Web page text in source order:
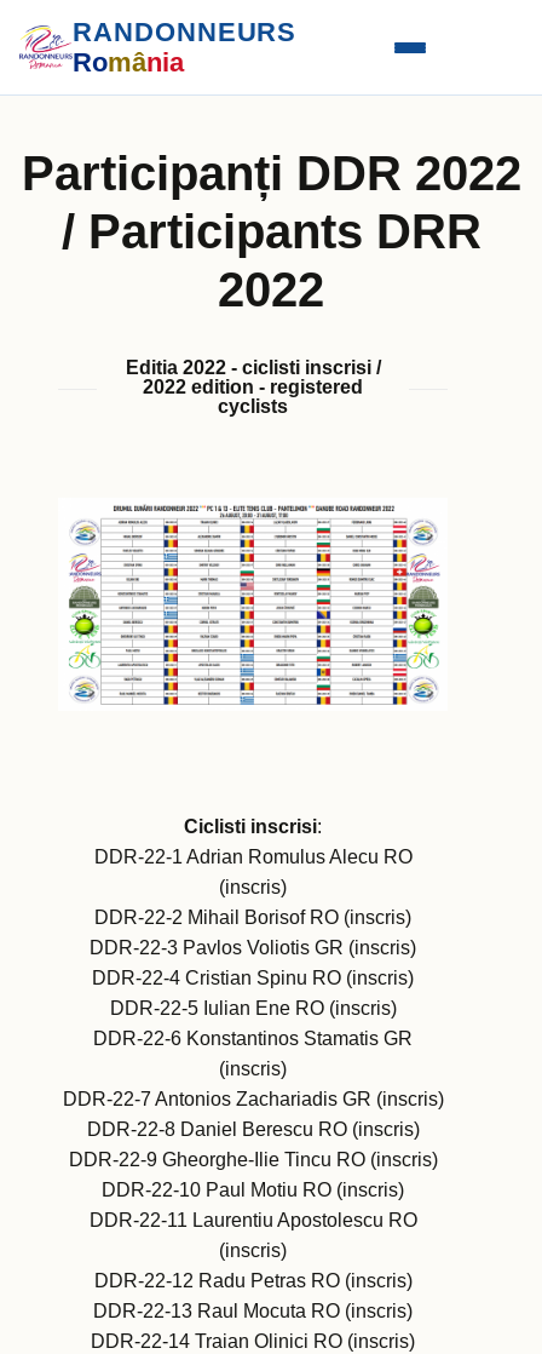
RANDONNEURS
România
Participanți DDR 2022
/ Participants DRR
2022
Editia 2022 - ciclisti inscrisi /
2022 edition - registered
cyclists
Ciclisti inscrisi:
DDR-22-1 Adrian Romulus Alecu RO
(inscris)
DDR-22-2 Mihail Borisof RO (inscris)
DDR-22-3 Pavlos Voliotis GR (inscris)
DDR-22-4 Cristian Spinu RO (inscris)
DDR-22-5 Iulian Ene RO (inscris)
DDR-22-6 Konstantinos Stamatis GR
(inscris)
DDR-22-7 Antonios Zachariadis GR (inscris)
DDR-22-8 Daniel Berescu RO (inscris)
DDR-22-9 Gheorghe-Ilie Tincu RO (inscris)
DDR-22-10 Paul Motiu RO (inscris)
DDR-22-11 Laurentiu Apostolescu RO
(inscris)
DDR-22-12 Radu Petras RO (inscris)
DDR-22-13 Raul Mocuta RO (inscris)
DDR-22-14 Traian Olinici RO (inscris)